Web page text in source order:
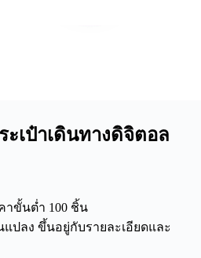
ะเป๋าเดินทางดิจิตอล
าขั้นต่ำ 100 ชิ้น
แปลง ขึ้นอยู่กับรายละเอียดและ